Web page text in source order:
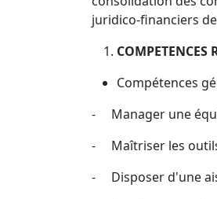
juridico-financiers
COMPETENCES
Compétences
- Manager une
- Maîtriser les
- Disposer d'une